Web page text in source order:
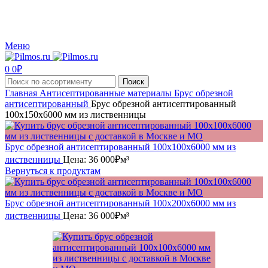
Меню
0 0₽
Поиск
Главная Антисептированные материалы Брус обрезной
антисептированный Брус обрезной антисептированный
100x150x6000 мм из лиственницы
Брус обрезной антисептированный 100x100x6000 мм из
лиственницы Цена: 36 000₽м³
Вернуться к продуктам
Брус обрезной антисептированный 100x200x6000 мм из
лиственницы Цена: 36 000₽м³